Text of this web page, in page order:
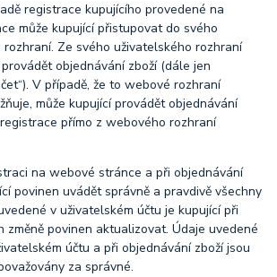
registrace kupujícího provedené na
může kupující přistupovat do svého
Ze svého uživatelského rozhraní
objednávání zboží (dále jen
V případě, že to webové rozhraní
může kupující provádět objednávání
přímo z webového rozhraní
na webové stránce a při objednávání
povinen uvádět správně a pravdivě všechny
v uživatelském účtu je kupující při
změně povinen aktualizovat. Údaje uvedené
účtu a při objednávání zboží jsou
za správné.